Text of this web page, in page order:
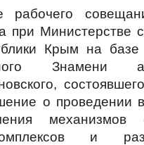
рабочего
при Министерстве
Крым на
Знамени
о проведении
механизмов
и